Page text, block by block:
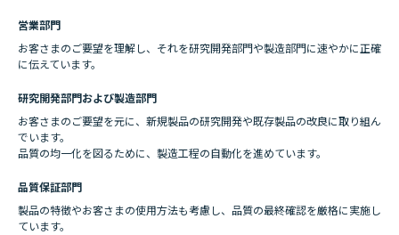
営業部門
お客さまのご要望を理解し、それを研究開発部門や製造部門に速やかに正確
に伝えています。
研究開発部門および製造部門
お客さまのご要望を元に、新規製品の研究開発や既存製品の改良に取り組ん
でいます。
品質の均一化を図るために、製造工程の自動化を進めています。
品質保証部門
製品の特徴やお客さまの使用方法も考慮し、品質の最終確認を厳格に実施し
ています。